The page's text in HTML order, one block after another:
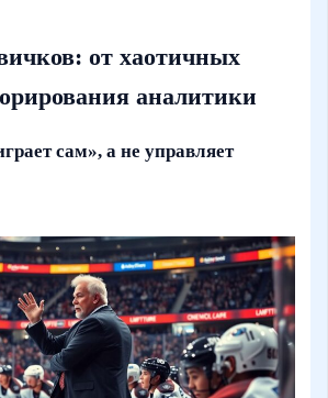
от хаотичных
аналитики
сам», а не управляет